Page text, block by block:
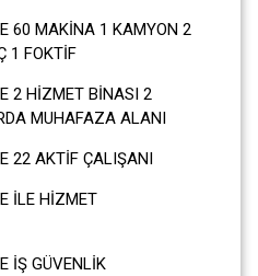
60 MAKİNA 1 KAMYON 2
1 FOKTİF
2 HİZMET BİNASI 2
MUHAFAZA ALANI
22 AKTİF ÇALIŞANI
İLE HİZMET
İŞ GÜVENLİK